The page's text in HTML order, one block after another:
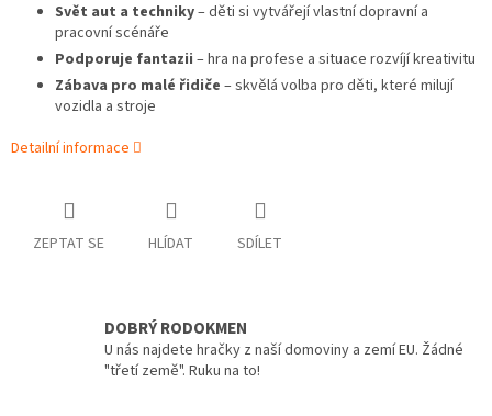
Svět aut a techniky– děti si vytvářejí vlastní dopravní a
pracovní scénáře
Podporuje fantazii – hra na profese a situace rozvíjí kreativitu
Zábava pro malé řidiče – skvělá volba pro děti, které milují
vozidla a stroje
Detailní informace
ZEPTAT SE HLÍDAT SDÍLET
DOBRÝ RODOKMEN
U nás najdete hračky z naší domoviny a zemí EU. Žádné
"třetí země". Ruku na to!